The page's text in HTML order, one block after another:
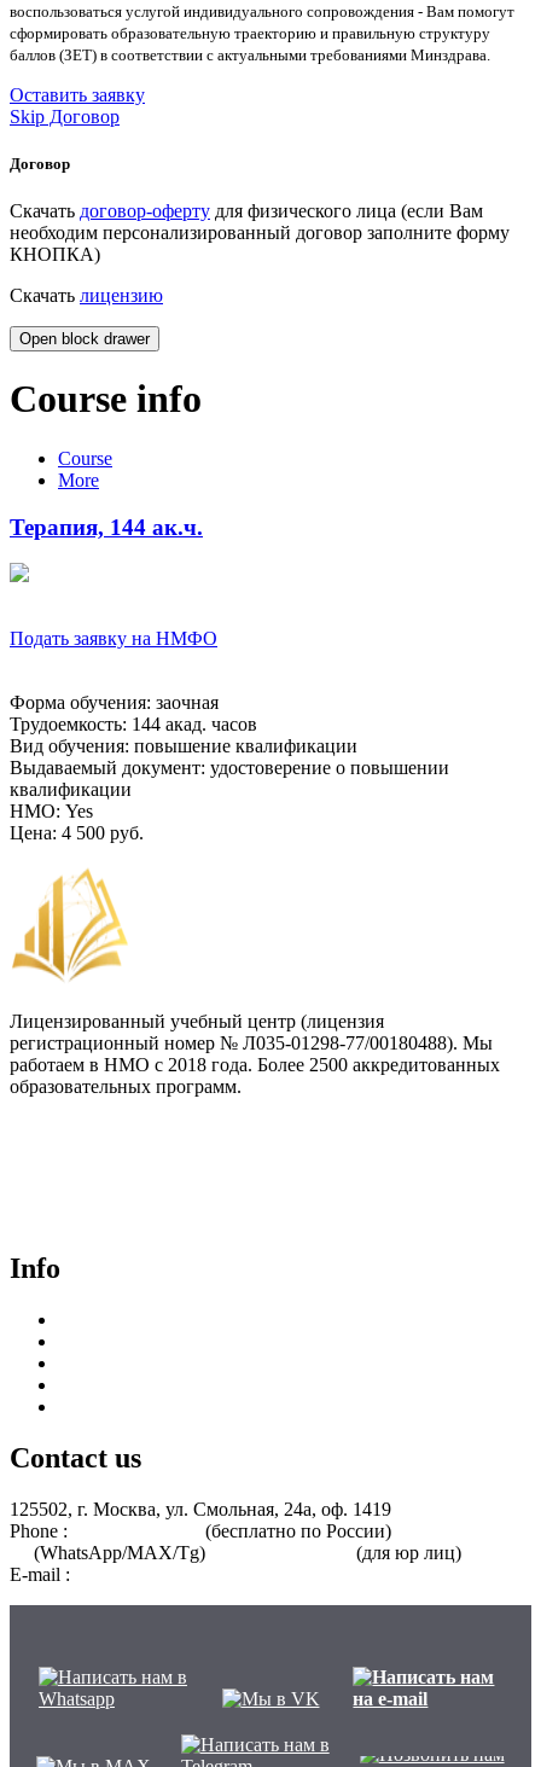
воспользоваться услугой индивидуального сопровождения - Вам помогут
сформировать образовательную траекторию и правильную структуру
баллов (ЗЕТ) в соответствии с актуальными требованиями Минздрава.
Оставить заявку
Skip Договор
Договор
Скачать договор-оферту для физического лица (если Вам
необходим персонализированный договор заполните форму
КНОПКА)
Скачать лицензию
Open block drawer
Course info
Course
More
Терапия, 144 ак.ч.
Подать заявку на НМФО
Форма обучения: заочная
Трудоемкость: 144 акад. часов
Вид обучения: повышение квалификации
Выдаваемый документ: удостоверение о повышении
квалификации
НМО: Yes
Цена: 4 500 руб.
Лицензированный учебный центр (лицензия
регистрационный номер № Л035-01298-77/00180488). Мы
работаем в НМО с 2018 года. Более 2500 аккредитованных
образовательных программ.
Info
Contact us
125502, г. Москва, ул. Смольная, 24а, оф. 1419
Phone :
(бесплатно по России)
(WhatsApp/MAX/Tg)
(для юр лиц)
E-mail :